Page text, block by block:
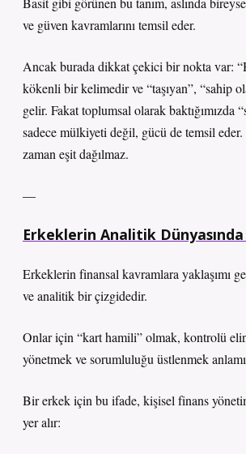
ve güven kavramlarını temsil eder.
Ancak burada dikkat çekici bir nokta var:
kökenli bir kelimedir ve “taşıyan”, “sahip
gelir. Fakat toplumsal olarak baktığımızda
sadece mülkiyeti değil, gücü de temsil
zaman eşit dağılmaz.
—
Erkeklerin Analitik
Erkeklerin finansal kavramlara yaklaşımı
ve analitik bir çizgidedir.
Onlar için “kart hamili” olmak, kontrolü
yönetmek ve sorumluluğu üstlenmek
Bir erkek için bu ifade, kişisel finans
yer alır: